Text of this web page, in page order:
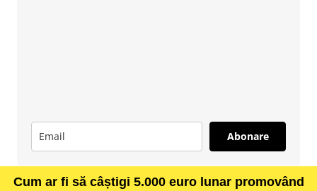
Abonare
Cum ar fi să câștigi 5.000 euro lunar promovând